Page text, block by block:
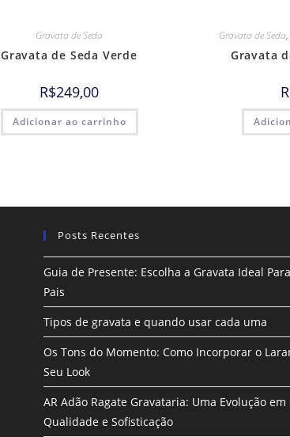
Gravata de Seda
Gravata de Seda Verde
R$249,00
Adicionar ao carrinho
Gravata de Seda,
Gravata
Posts Recentes
Guia de Presente: Escolha a Gravata Ideal
Pais
Tipos de gravata e quando usar cada uma
Os Tons do Momento: Como Incorporar o
Seu Look
AR Adão Ragate Gravataria: Uma Evolução em
Qualidade e Sofisticação